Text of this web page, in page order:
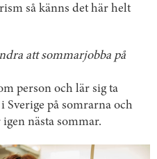
så känns det här helt
att sommarjobba på
person och lär sig ta
Sverige på somrarna och
nästa sommar.